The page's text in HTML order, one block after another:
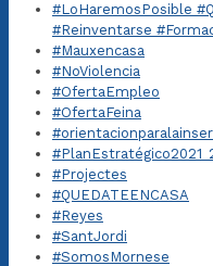
#LoHaremosPosible
#Reinventarse
#Mauxencasa
#NoViolencia
#OfertaEmpleo
#OfertaFeina
#Projectes
#QUEDATEENCASA
#Reyes
#SantJordi
#SomosMornese